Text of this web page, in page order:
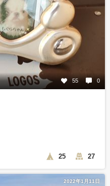
55 0
25 27
2022年1月11日